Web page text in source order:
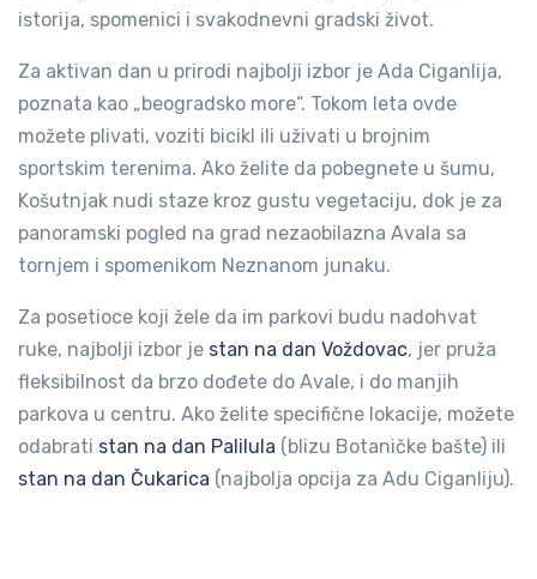
istorija, spomenici i svakodnevni gradski život.
Za aktivan dan u prirodi najbolji izbor je Ada Ciganlija,
poznata kao „beogradsko more“. Tokom leta ovde
možete plivati, voziti bicikl ili uživati u brojnim
sportskim terenima. Ako želite da pobegnete u šumu,
Košutnjak nudi staze kroz gustu vegetaciju, dok je za
panoramski pogled na grad nezaobilazna Avala sa
tornjem i spomenikom Neznanom junaku.
Za posetioce koji žele da im parkovi budu nadohvat
ruke, najbolji izbor je stan na dan Voždovac, jer pruža
fleksibilnost da brzo dođete do Avale, i do manjih
parkova u centru. Ako želite specifične lokacije, možete
odabrati stan na dan Palilula (blizu Botaničke bašte) ili
stan na dan Čukarica (najbolja opcija za Adu Ciganliju).